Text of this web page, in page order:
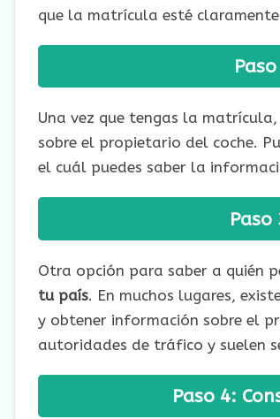
que la matrícula esté
Una vez que tengas la
sobre el propietario del coche.
el cuál puedes saber la
Otra opción para saber a quién
tu país. En muchos lugares,
y obtener información sobre el
autoridades de tráfico y suelen
Paso 4: